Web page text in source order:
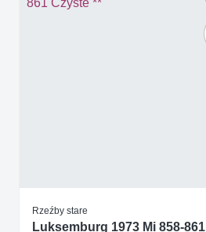
Rzeźby stare
Luksemburg 1973 Mi 858-861